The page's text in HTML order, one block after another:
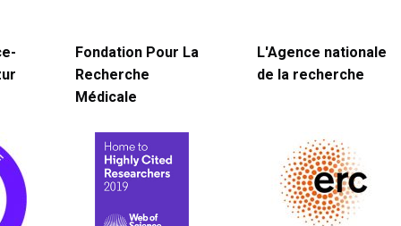
Fondation Pour La
Recherche
Médicale
L'Agence nationale
de la recherche